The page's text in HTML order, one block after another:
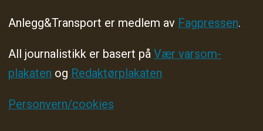
Anlegg&Transport er medlem av Fagpressen.
All journalistikk er basert på Vær varsom-
plakaten og Redaktørplakaten
Personvern/cookies